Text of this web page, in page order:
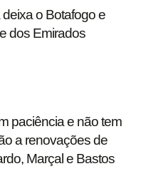
o Botafogo e
dos Emirados
paciência e não tem
a renovações de
Marçal e Bastos